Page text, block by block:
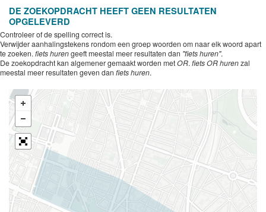
DE ZOEKOPDRACHT HEEFT GEEN RESULTATEN
OPGELEVERD
Controleer of de spelling correct is.
Verwijder aanhalingstekens rondom een groep woorden om naar elk woord apart
te zoeken. fiets hurengeeft meestal meer resultaten dan "fiets huren".
De zoekopdracht kan algemener gemaakt worden metOR. fiets OR hurenzal
meestal meer resultaten geven dan fiets huren.